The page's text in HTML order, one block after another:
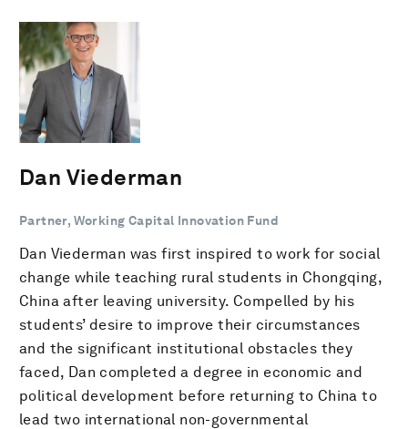
Dan Viederman
Partner, Working Capital Innovation Fund
Dan Viederman was first inspired to work for social
change while teaching rural students in Chongqing,
China after leaving university. Compelled by his
students’ desire to improve their circumstances
and the significant institutional obstacles they
faced, Dan completed a degree in economic and
political development before returning to China to
lead two international non-governmental